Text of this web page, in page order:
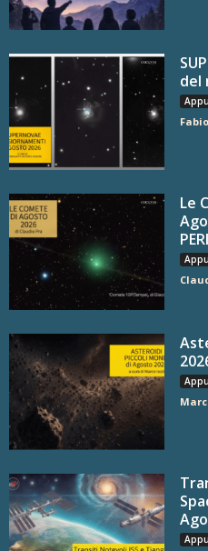
del
Le